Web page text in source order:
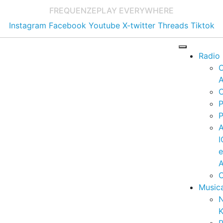
FREQUENZEPLAY EVERYWHERE
Instagram Facebook Youtube X-twitter Threads Tiktok
Radio
e